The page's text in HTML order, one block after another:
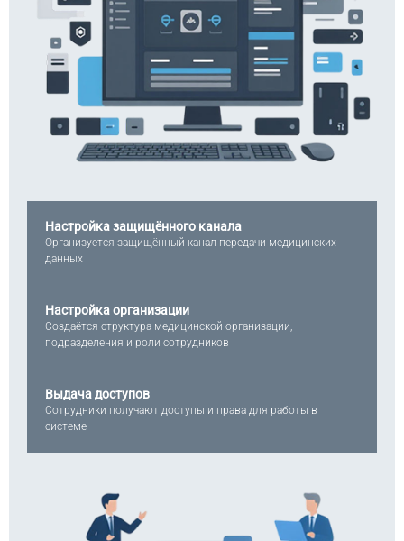
Настройка защищённого канала
Организуется защищённый канал передачи медицинских
данных
Настройка организации
Создаётся структура медицинской организации,
подразделения и роли сотрудников
Выдача доступов
Сотрудники получают доступы и права для работы в
системе